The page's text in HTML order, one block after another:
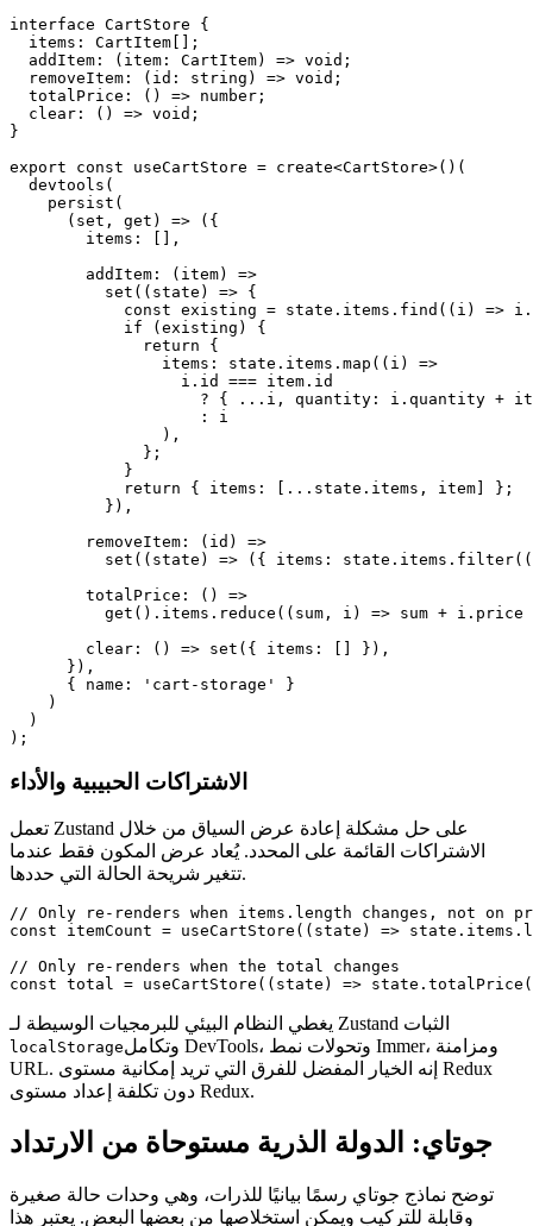
interface CartStore {
  items: CartItem[];
  addItem: (item: CartItem) => void;
  removeItem: (id: string) => void;
  totalPrice: () => number;
  clear: () => void;
}
export const useCartStore = create<CartStore>()(
  devtools(
    persist(
      (set, get) => ({
        items: [],
        addItem: (item) =>
          set((state) => {
const existing = state.items.find((i) =>
            if (existing) {
              return {
                items: state.items.map((i) =>
                  i.id === item.id
? { ...i, quantity: i.quantity +
                    : i
                ),
              };
            }
            return { items: [...state.items, item] };
          }),
        removeItem: (id) =>
set((state) => ({ items:
        totalPrice: () =>
get().items.reduce((sum, i) => sum + i.price
        clear: () => set({ items: [] }),
      }),
      { name: 'cart-storage' }
    )
  )
);
الاشتراكات الحبيبية والأداء
تعمل Zustand على حل مشكلة إعادة عرض السياق من خلال
الاشتراكات القائمة على المحدد. يُعاد عرض المكون فقط عندما
تتغير شريحة الحالة التي حددها.
// Only re-renders when items.length changes, not on
const itemCount = useCartStore((state) =>
// Only re-renders when the total changes
const total = useCartStore((state) =>
يغطي النظام البيئي للبرمجيات الوسيطة لـ Zustand الثبات
localStorageوتكامل DevTools، وتحولات نمط Immer، ومزامنة
URL. إنه الخيار المفضل للفرق التي تريد إمكانية مستوى Redux
دون تكلفة إعداد مستوى Redux.
جوتاي: الدولة الذرية مستوحاة من الارتداد
توضح نماذج جوتاي رسمًا بيانيًا للذرات، وهي وحدات حالة صغيرة
وقابلة للتركيب ويمكن استخلاصها من بعضها البعض. يعتبر هذا